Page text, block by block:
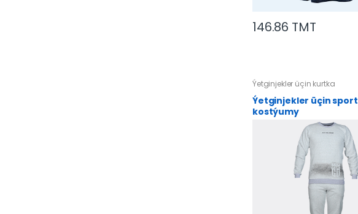
146.86 TMT
Ýetginjekler üçin kurtka
Ýetginjekler üçin sport
kostýumy